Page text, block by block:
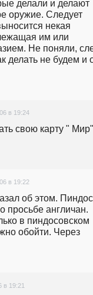
делали и делают
оружие. Следует
некая
им или
Не поняли,
делать не будем и
в 19:24
свою карту "
в 19:22
об этом.
просьбе англичан.
в пиндосовском
обойти. Через
в 19:21